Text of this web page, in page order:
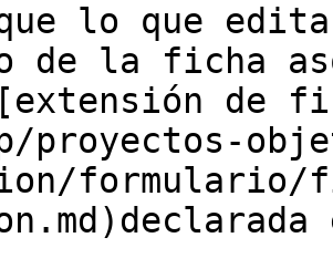
lo que
de la ficha
de
proyectos-
formulario/